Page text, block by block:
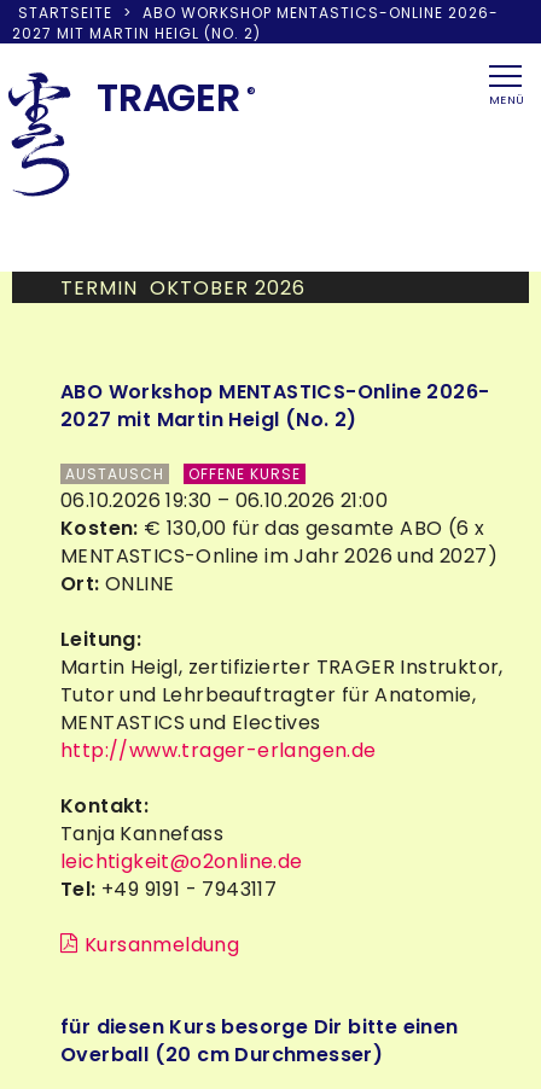
STARTSEITE >
ABO WORKSHOP MENTASTICS-ONLINE 2026-
2027 MIT MARTIN HEIGL (NO. 2)
to
content
TRAGER ® MENÜ
TERMIN OKTOBER 2026
ABO Workshop MENTASTICS-Online 2026-
2027 mit Martin Heigl (No. 2)
AUSTAUSCH OFFENE KURSE
06.10.2026 19:30 – 06.10.2026 21:00
Kosten: € 130,00 für das gesamte ABO (6 x
MENTASTICS-Online im Jahr 2026 und 2027)
Ort: ONLINE
Leitung:
Martin Heigl, zertifizierter TRAGER Instruktor,
Tutor und Lehrbeauftragter für Anatomie,
MENTASTICS und Electives
http://www.trager-erlangen.de
Kontakt:
Tanja Kannefass
leichtigkeit@o2online.de
Tel: +49 9191 - 7943117
Kursanmeldung
für diesen Kurs besorge Dir bitte einen
Overball (20 cm Durchmesser)